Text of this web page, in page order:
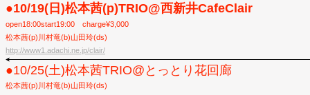
●10/19(日)松本茜(p)TRIO@西新井CafeClair
open18:00start19:00 charge¥3,000
松本茜(p)川村竜(b)山田玲(ds)
http://www1.adachi.ne.jp/clair/
●10/25(土)松本茜TRIO@とっとり花回廊
松本茜(p)川村竜(b)山田玲(ds)